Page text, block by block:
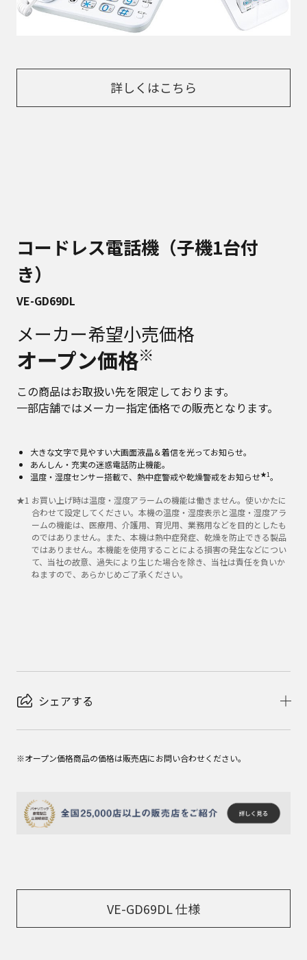
詳しくはこちら
コードレス電話機（子機1台付
き）
VE-GD69DL
メーカー希望小売価格
オープン価格※
この商品はお取扱い先を限定しております。
一部店舗ではメーカー指定価格での販売となります。
大きな文字で見やすい大画面液晶＆着信を光ってお知らせ。
あんしん・充実の迷惑電話防止機能。
温度・湿度センサー搭載で、熱中症警戒や乾燥警戒をお知らせ★1。
★1 お買い上げ時は温度・湿度アラームの機能は働きません。使いかたに
合わせて設定してください。本機の温度・湿度表示と温度・湿度アラ
ームの機能は、医療用、介護用、育児用、業務用などを目的としたも
のではありません。また、本機は熱中症発症、乾燥を防止できる製品
ではありません。本機能を使用することによる損害の発生などについ
て、当社の故意、過失により生じた場合を除き、当社は責任を負いか
ねますので、あらかじめご了承ください。
シェアする
※オープン価格商品の価格は販売店にお問い合わせください。
VE-GD69DL 仕様